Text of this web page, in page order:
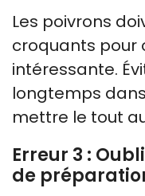
Les poivrons
croquants pour
intéressante.
longtemps
mettre le tout
Erreur 3 :
de